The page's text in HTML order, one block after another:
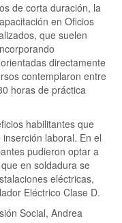
de corta duración, la
en Oficios
que suelen
directamente
contemplaron entre
horas de práctica
habilitantes que
laboral. En el
pudieron optar a
en soldadura se
eléctricas,
Eléctrico Clase D.
Social, Andrea